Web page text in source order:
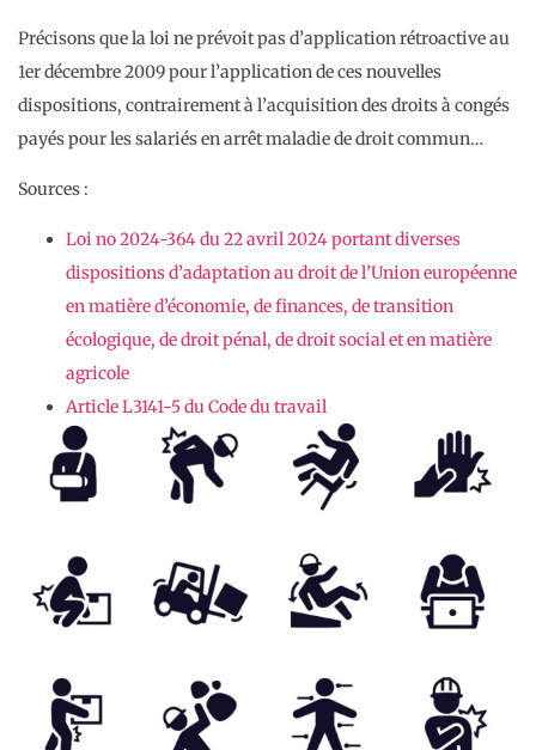
Précisons que la loi ne prévoit pas d’application rétroactive au
1er décembre 2009 pour l’application de ces nouvelles
dispositions, contrairement à l’acquisition des droits à congés
payés pour les salariés en arrêt maladie de droit commun…
Sources :
Loi no 2024-364 du 22 avril 2024 portant diverses
dispositions d’adaptation au droit de l’Union européenne
en matière d’économie, de finances, de transition
écologique, de droit pénal, de droit social et en matière
agricole
Article L3141-5 du Code du travail